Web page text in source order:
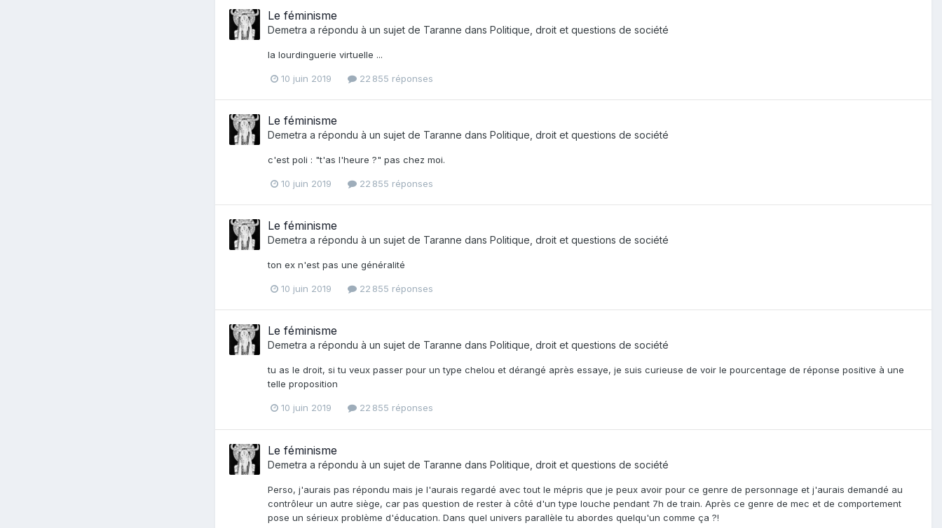
Le féminisme
Demetra a répondu à un sujet de Taranne dans Politique, droit et questions de société
la lourdinguerie virtuelle ...
10 juin 2019 22 855 réponses
Le féminisme
Demetra a répondu à un sujet de Taranne dans Politique, droit et questions de société
c'est poli : "t'as l'heure ?" pas chez moi.
10 juin 2019 22 855 réponses
Le féminisme
Demetra a répondu à un sujet de Taranne dans Politique, droit et questions de société
ton ex n'est pas une généralité
10 juin 2019 22 855 réponses
Le féminisme
Demetra a répondu à un sujet de Taranne dans Politique, droit et questions de société
tu as le droit, si tu veux passer pour un type chelou et dérangé après essaye, je suis curieuse de voir le pourcentage de réponse positive à une
telle proposition
10 juin 2019 22 855 réponses
Le féminisme
Demetra a répondu à un sujet de Taranne dans Politique, droit et questions de société
Perso, j'aurais pas répondu mais je l'aurais regardé avec tout le mépris que je peux avoir pour ce genre de personnage et j'aurais demandé au
contrôleur un autre siège, car pas question de rester à côté d'un type louche pendant 7h de train. Après ce genre de mec et de comportement
pose un sérieux problème d'éducation. Dans quel univers parallèle tu abordes quelqu'un comme ça ?!